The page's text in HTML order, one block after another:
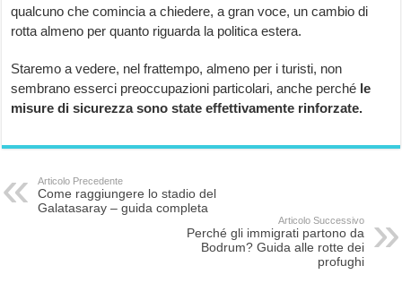
qualcuno che comincia a chiedere, a gran voce, un cambio di
rotta almeno per quanto riguarda la politica estera.
Staremo a vedere, nel frattempo, almeno per i turisti, non
sembrano esserci preoccupazioni particolari, anche perché le
misure di sicurezza sono state effettivamente rinforzate.
Articolo Precedente
Come raggiungere lo stadio del
Galatasaray – guida completa
Articolo Successivo
Perché gli immigrati partono da
Bodrum? Guida alle rotte dei
profughi